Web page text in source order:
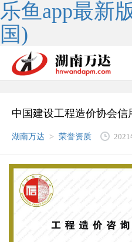
乐鱼app最新
国)
中国建设工程造价协会
湖南万达 > 荣誉资质 2021